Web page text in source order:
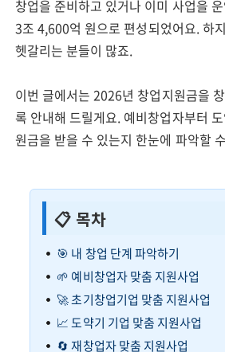
창업을 준비하고 있거나 이미 사업을
3조 4,600억 원으로 편성되었어요. 하
헷갈리는 분들이 많죠.
이번 글에서는 2026년 창업지원금을
록 안내해 드릴게요. 예비창업자부터
원금을 받을 수 있는지 한눈에 파악할
📋 목차
🎯 내 창업 단계 파악하기
🌱 예비창업자 맞춤 지원사업
🚀 초기창업기업 맞춤 지원사업
📈 도약기 기업 맞춤 지원사업
🔄 재창업자 맞춤 지원사업